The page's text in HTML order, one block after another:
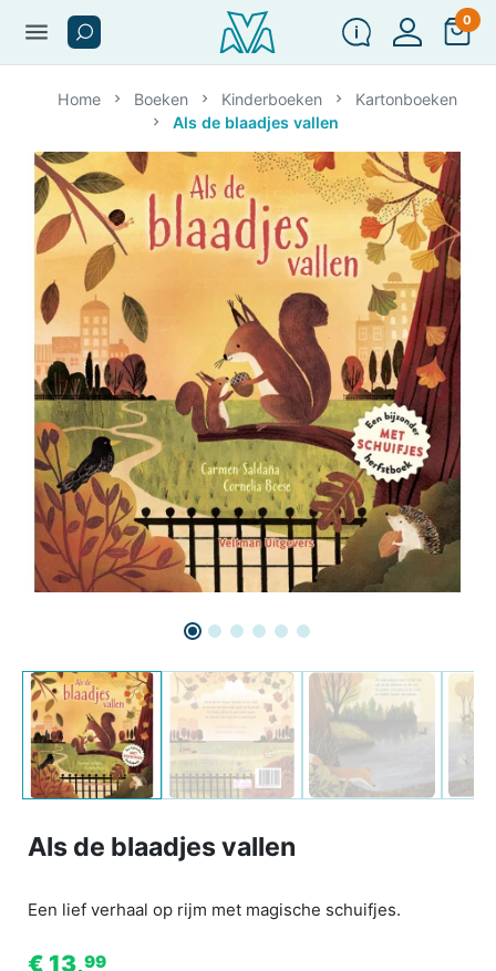
menu 0
Home Boeken Kinderboeken
Kartonboeken
Als de blaadjes vallen
Als de blaadjes vallen
Een lief verhaal op rijm met magische schuifjes.
€ 13,99